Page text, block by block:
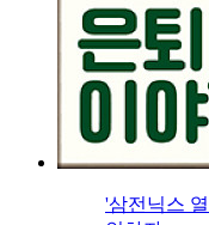
'삼전닉스